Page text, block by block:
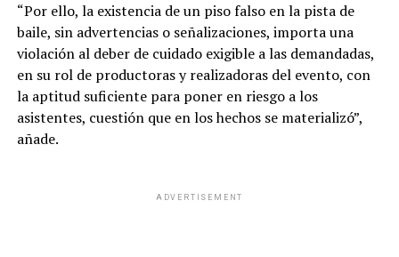
“Por ello, la existencia de un piso falso en la pista de
baile, sin advertencias o señalizaciones, importa una
violación al deber de cuidado exigible a las demandadas,
en su rol de productoras y realizadoras del evento, con
la aptitud suficiente para poner en riesgo a los
asistentes, cuestión que en los hechos se materializó”,
añade.
ADVERTISEMENT